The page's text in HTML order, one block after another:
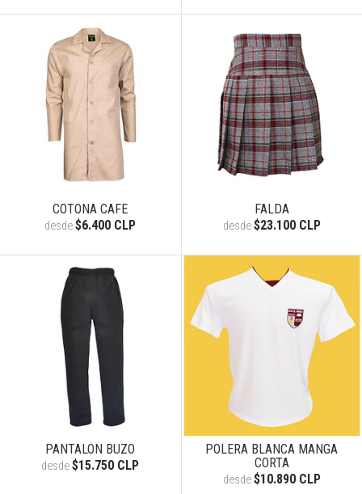
COTONA CAFE
desde$6.400 CLP
FALDA
desde$23.100 CLP
PANTALON BUZO
desde$15.750 CLP
POLERA BLANCA MANGA
CORTA
desde$10.890 CLP